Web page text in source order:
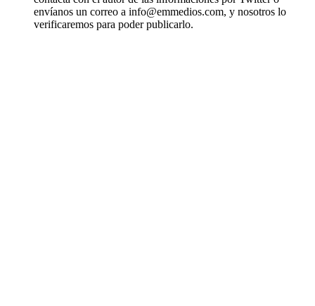
envíanos un correo a info@emmedios.com, y nosotros lo
verificaremos para poder publicarlo.